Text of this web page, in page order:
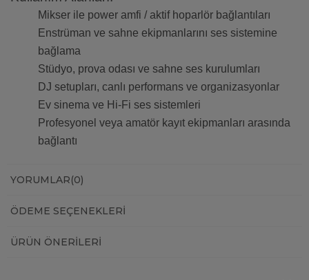
Mikser ile power amfi / aktif hoparlör bağlantıları
Enstrüman ve sahne ekipmanlarını ses sistemine
bağlama
Stüdyo, prova odası ve sahne ses kurulumları
DJ setupları, canlı performans ve organizasyonlar
Ev sinema ve Hi-Fi ses sistemleri
Profesyonel veya amatör kayıt ekipmanları arasında
bağlantı
YORUMLAR(0)
ÖDEME SEÇENEKLERI
ÜRÜN ÖNERILERI